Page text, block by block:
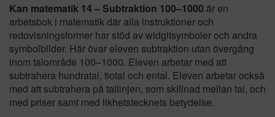
Kan matematik 14 – Subtraktion 100–1000 är en
arbetsbok i matematik där alla instruktioner och
redovisningsformer har stöd av widgitsymboler och andra
symbolbilder. Här övar eleven subtraktion utan övergång
inom talområde 100–1000. Eleven arbetar med att
subtrahera hundratal, tiotal och ental. Eleven arbetar också
med att subtrahera på tallinjen, som skillnad mellan tal, och
med priser samt med likhetstecknets betydelse.